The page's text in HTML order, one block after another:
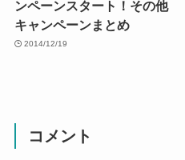
ンペーンスタート！その他
キャンペーンまとめ
2014/12/19
コメント